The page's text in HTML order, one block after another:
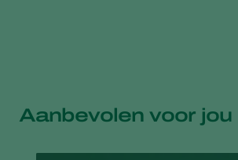
Aanbevolen voor jou